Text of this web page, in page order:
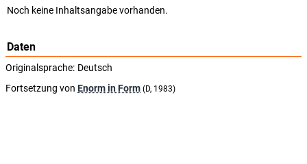
Noch keine Inhaltsangabe vorhanden.
Daten
Originalsprache: Deutsch
Fortsetzung von Enorm in Form (D, 1983)